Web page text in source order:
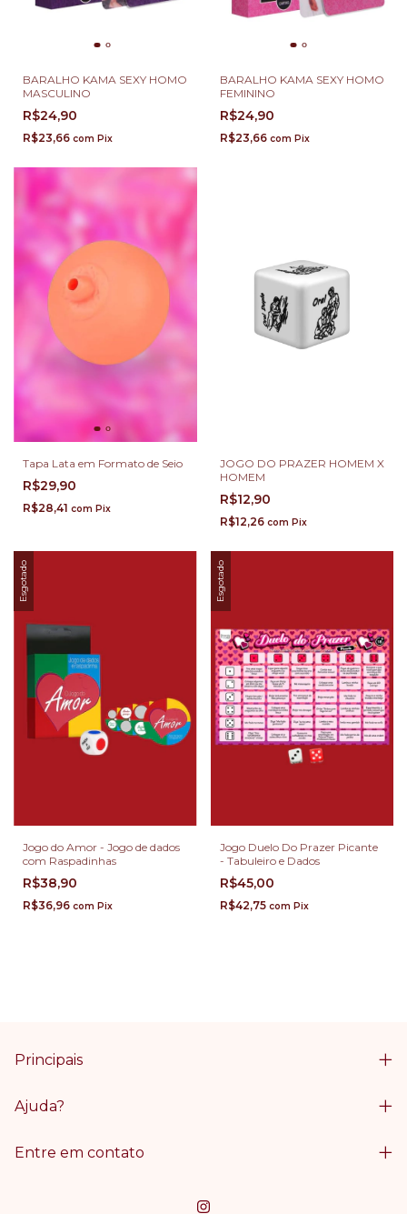
BARALHO KAMA SEXY HOMO
MASCULINO
R$24,90
R$23,66 com Pix
BARALHO KAMA SEXY HOMO
FEMININO
R$24,90
R$23,66 com Pix
Tapa Lata em Formato de Seio
R$29,90
R$28,41 com Pix
JOGO DO PRAZER HOMEM X
HOMEM
R$12,90
R$12,26 com Pix
Esgotado
Jogo do Amor - Jogo de dados
com Raspadinhas
R$38,90
R$36,96 com Pix
Esgotado
Jogo Duelo Do Prazer Picante
- Tabuleiro e Dados
R$45,00
R$42,75 com Pix
Principais
Ajuda?
Entre em contato